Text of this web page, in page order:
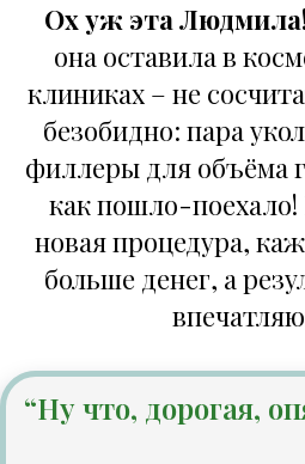
Ох уж эта
она оставила в
клиниках – не
безобидно: пара
филлеры для объёма
как пошло-
новая процедура,
больше денег, а
“Ну что, дорогая,